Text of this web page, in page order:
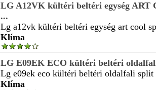
LG A12VK kültéri beltéri egység ART
...
Lg a12vk kültéri beltéri egység art cool
Klíma
LG E09EK ECO kültéri beltéri
Lg e09ek eco kültéri beltéri oldalfali
Klíma